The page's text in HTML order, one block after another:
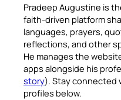
Pradeep Augustine is
faith-driven platform
languages, prayers,
reflections, and other
He manages the
apps alongside his
story). Stay connected
profiles below.